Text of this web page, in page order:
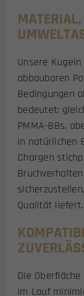
Unsere
abbaubaren
Bedingungen
bedeutet:
PMMA-BBs,
in natürlichen
Chargen
Qualität liefert.
Die
im Lauf